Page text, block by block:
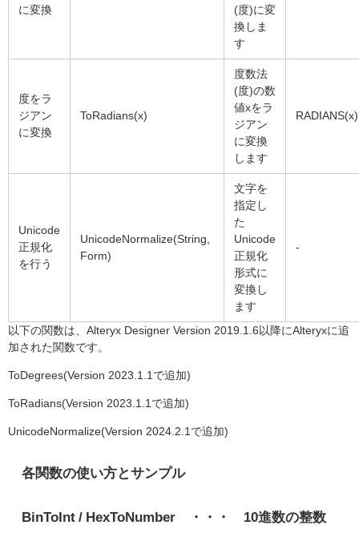
に変換
(度)に変
換しま
す
度をラ
ジアン
に変換
ToRadians(x)
度数法
(度)の数
値xをラ
ジアン
に変換
します
RADIANS(x)
Unicode
正規化
を行う
UnicodeNormalize(String,
Form)
文字を
指定し
た
Unicode
正規化
形式に
変換し
ます
-
以下の関数は、 Alteryx Designer Version 2019.1.6以降にAlteryxに追
加された関数です。
ToDegrees(Version 2023.1.1で追加)
ToRadians(Version 2023.1.1で追加)
UnicodeNormalize(Version 2024.2.1で追加)
各関数の使い方とサンプル
BinToInt / HexToNumber ・・・ 10進数の整数